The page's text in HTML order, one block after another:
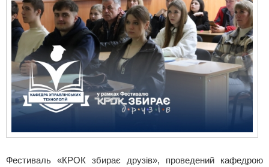
Фестиваль «КРОК збирає друзів», проведений кафедрою